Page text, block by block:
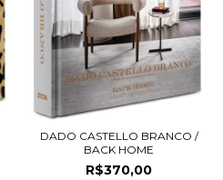
DADO CASTELLO BRANCO /
BACK HOME
R$370,00